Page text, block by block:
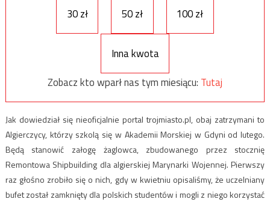
30 zł 50 zł 100 zł
Inna kwota
Zobacz kto wparł nas tym miesiącu: Tutaj
Jak dowiedział się nieoficjalnie portal trojmiasto.pl, obaj zatrzymani to
Algierczycy, którzy szkolą się w Akademii Morskiej w Gdyni od lutego.
Będą stanowić załogę żaglowca, zbudowanego przez stocznię
Remontowa Shipbuilding dla algierskiej Marynarki Wojennej. Pierwszy
raz głośno zrobiło się o nich, gdy w kwietniu opisaliśmy, że uczelniany
bufet został zamknięty dla polskich studentów i mogli z niego korzystać